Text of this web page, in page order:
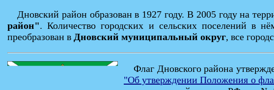
Дновский район образован в 1927 году. В 2005 году на
район". Количество городских и сельских поселений в
преобразован в Дновский муниципальный округ, все
Флаг Дновского района
"Об утверждении Положения о